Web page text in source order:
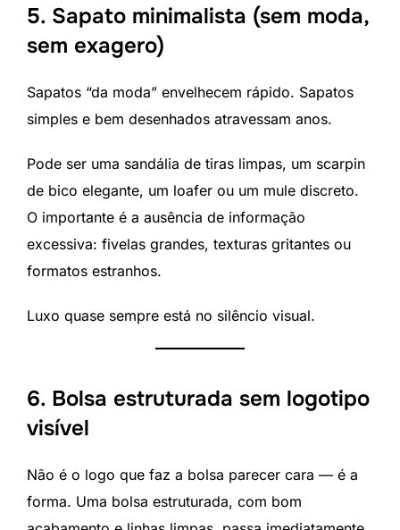
5. Sapato minimalista (sem moda,
sem exagero)
Sapatos “da moda” envelhecem rápido. Sapatos
simples e bem desenhados atravessam anos.
Pode ser uma sandália de tiras limpas, um scarpin
de bico elegante, um loafer ou um mule discreto.
O importante é a ausência de informação
excessiva: fivelas grandes, texturas gritantes ou
formatos estranhos.
Luxo quase sempre está no silêncio visual.
6. Bolsa estruturada sem logotipo
visível
Não é o logo que faz a bolsa parecer cara — é a
forma. Uma bolsa estruturada, com bom